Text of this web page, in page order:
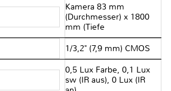
Kamera 83 mm
(Durchmesser) x 1800
mm (Tiefe
1/3,2" (7,9 mm) CMOS
0,5 Lux Farbe, 0,1 Lux
sw (IR aus), 0 Lux (IR